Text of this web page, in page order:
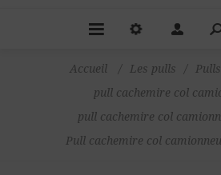
Accueil / Les pulls /
pull cachemire col
pull cachemire col
Pull cachemire col